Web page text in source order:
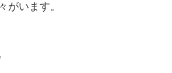
がいます。